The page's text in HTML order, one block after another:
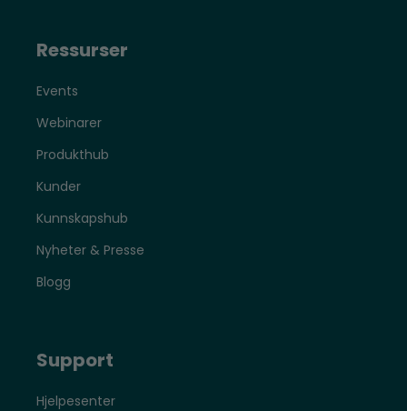
Ressurser
Events
Webinarer
Produkthub
Kunder
Kunnskapshub
Nyheter & Presse
Blogg
Support
Hjelpesenter